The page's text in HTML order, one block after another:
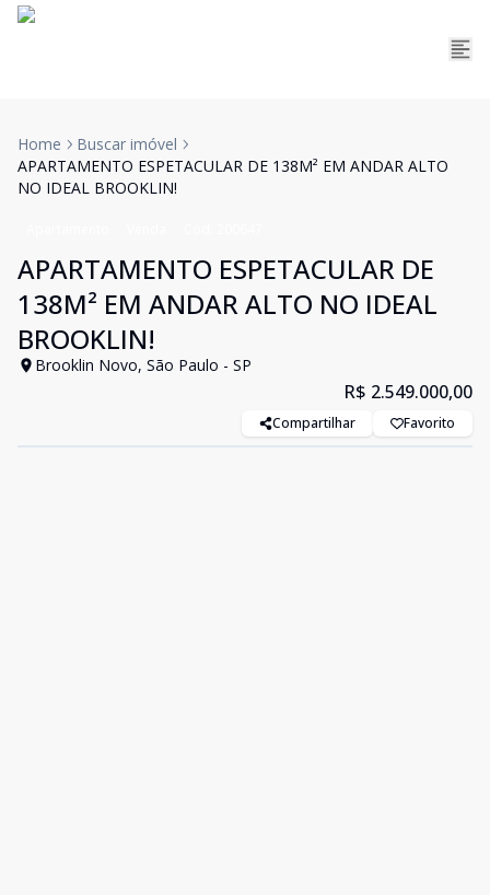
Home
Buscar imóvel
APARTAMENTO ESPETACULAR DE 138M² EM ANDAR ALTO
NO IDEAL BROOKLIN!
APARTAMENTO ESPETACULAR DE
138M² EM ANDAR ALTO NO IDEAL
BROOKLIN!
Brooklin Novo, São Paulo - SP
R$ 2.549.000,00
Compartilhar Favorito